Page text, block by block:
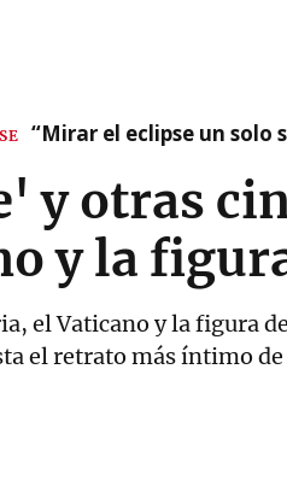
“Mirar el eclipse un solo
y otras
y la
el Vaticano y la figura
el retrato más íntimo